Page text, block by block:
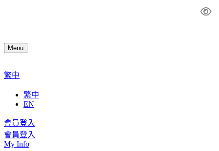
Menu
繁中
繁中
EN
會員登入
會員登入
My Info